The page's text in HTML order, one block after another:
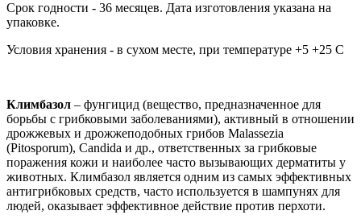
Срок годности - 36 месяцев. Дата изготовления указана на
упаковке.
Условия хранения - в сухом месте, при температуре +5 +25 С
Климбазол – фунгицид (вещество, предназначенное для
борьбы с грибковыми заболеваниями), активный в отношении
дрожжевых и дрожжеподобных грибов Malassezia
(Pitosporum), Candida и др., ответственных за грибковые
поражения кожи и наиболее часто вызывающих дерматиты у
животных. Климбазол является одним из самых эффективных
антигрибковых средств, часто используется в шампунях для
людей, оказывает эффективное действие против перхоти.